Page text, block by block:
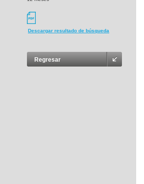
Descargar resultado de búsqueda
Regresar